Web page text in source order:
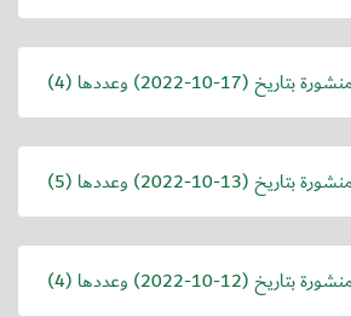
بتاريخ (2022-10-17) وعددها (4)
بتاريخ (2022-10-13) وعددها (5)
بتاريخ (2022-10-12) وعددها (4)